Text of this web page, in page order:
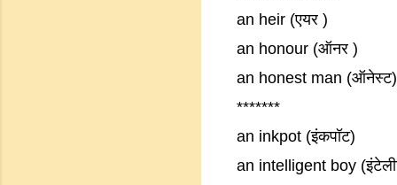
an heir (एयर )
an honour (ऑनर )
an honest man (ऑनेस्ट)
*******
an inkpot (इंकपॉट)
an intelligent boy